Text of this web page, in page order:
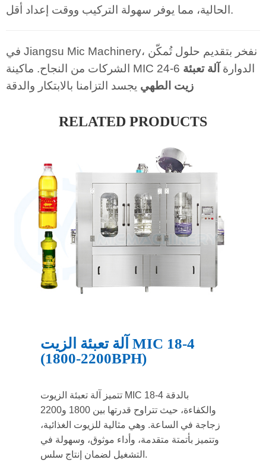
الحالية، مما يوفر سهولة التركيب ووقت إعداد أقل.
في Jiangsu Mic Machinery، نفخر بتقديم حلول تُمكّن
الشركات من النجاح. ماكينة MIC 24-6 الدوارة آلة تعبئة
زيت الطهي يجسد التزامنا بالابتكار والدقة
RELATED PRODUCTS
آلة تعبئة الزيت MIC 18-4
(1800-2200BPH)
تتميز آلة تعبئة الزيوت MIC 18-4 بالدقة
والكفاءة، حيث تتراوح قدرتها بين 1800 و2200
زجاجة في الساعة. وهي مثالية للزيوت الغذائية،
وتتميز بأتمتة متقدمة، وأداء موثوق، وسهولة في
التشغيل لضمان إنتاج سلس.